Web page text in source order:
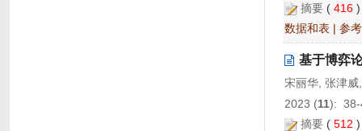
摘要 ( 416
数据和表 | 参
基于博弈
宋丽华, 张津威
2023 (11):
摘要 ( 512